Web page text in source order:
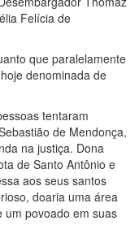
Felícia de
que paralelamente
denominada de
tentaram
de Mendonça,
na justiça. Dona
de Santo Antônio e
aos seus santos
doaria uma área
um povoado em suas